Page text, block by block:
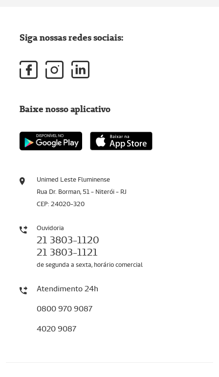
Unimed Leste Fluminense
Rua Dr. Borman, 51 - Niterói - RJ
CEP: 24020-320
Ouvidoria
21 3803-1120
21 3803-1121
de segunda a sexta, horário comercial
Atendimento 24h
0800 970 9087
4020 9087
Siga nossas redes sociais:
Baixe nosso aplicativo